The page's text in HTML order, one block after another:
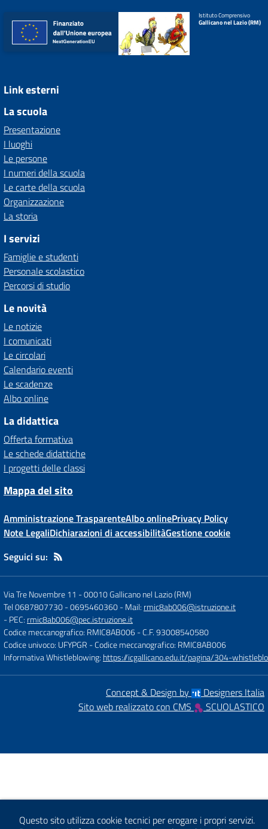
Istituto Comprensivo
Gallicano nel Lazio (RM)
Link esterni
La scuola
Presentazione
I luoghi
Le persone
I numeri della scuola
Le carte della scuola
Organizzazione
La storia
I servizi
Famiglie e studenti
Personale scolastico
Percorsi di studio
Le novità
Le notizie
I comunicati
Le circolari
Calendario eventi
Le scadenze
Albo online
La didattica
Offerta formativa
Le schede didattiche
I progetti delle classi
Mappa del sito
Amministrazione TrasparenteAlbo onlinePrivacy Policy
Note LegaliDichiarazioni di accessibilitàGestione cookie
Seguici su:
Via Tre Novembre 11 -00010 Gallicano nel Lazio (RM)
Tel 0687807730 - 0695460360- Mail: rmic8ab006@istruzione.it
- PEC: rmic8ab006@pec.istruzione.it
Codice meccanografico: RMIC8AB006- C.F. 93008540580
Codice univoco: UFYPGR - Codice meccanografico: RMIC8AB006
Informativa Whistleblowing: https://icgallicano.edu.it/pagina/304-
Concept & Design by
Designers Italia
Sito web realizzato con CMS
SCUOLASTICO
Questo sito utilizza cookie tecnici per erogare i propri servizi.